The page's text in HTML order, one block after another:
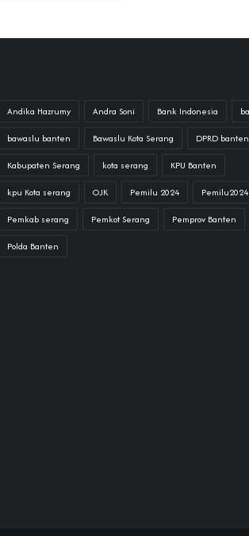
Andika Hazrumy Andra Soni Bank Indonesia
bawaslu banten Bawaslu Kota Serang DPRD banten
Kabupaten Serang kota serang KPU Banten
kpu Kota serang OJK Pemilu 2024 Pemilu2024
Pemkab serang Pemkot Serang Pemprov Banten
Polda Banten